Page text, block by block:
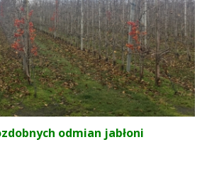
odmian jabłoni